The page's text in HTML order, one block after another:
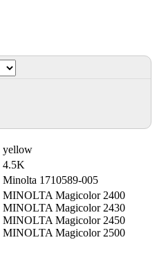
yellow
4.5K
Minolta 1710589-005
MINOLTA Magicolor 2400
MINOLTA Magicolor 2430
MINOLTA Magicolor 2450
MINOLTA Magicolor 2500